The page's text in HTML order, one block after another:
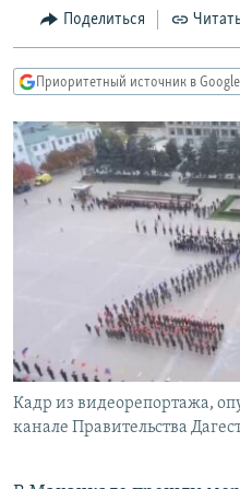
Вернутся
поиску
КУЛЬТУРА
КАВКАЗ.РЕАЛИИ
СЕВЕР.РЕАЛИИ
СИБИРЬ.РЕАЛИИ
РАСПИСАНИЕ ВЕЩАНИЯ
ПОДПИШИТЕСЬ НА
СОЦИАЛЬНЫЕ СЕТИ
Поделиться
Приоритетный источник в Google
Кадр из видеорепортажа,
канале Правительства